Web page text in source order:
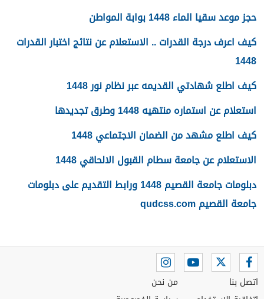
حجز موعد سقيا الماء 1448 بوابة المواطن
كيف اعرف درجة القدرات .. الاستعلام عن نتائج اختبار القدرات
1448
كيف اطلع شهادتي القديمه عبر نظام نور 1448
استعلام عن استماره منتهيه 1448 وطرق تجديدها
كيف اطلع مشهد من الضمان الاجتماعي 1448
الاستعلام عن جامعة سطام القبول الالحاقي 1448
دبلومات جامعة القصيم 1448 ورابط التقديم على دبلومات
جامعة القصيم qudcss.com
اتصل بنا
من نحن